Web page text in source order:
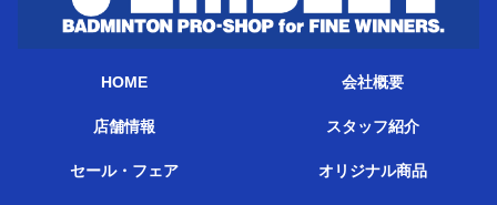
HOME 会社概要
店舗情報 スタッフ紹介
セール・フェア オリジナル商品